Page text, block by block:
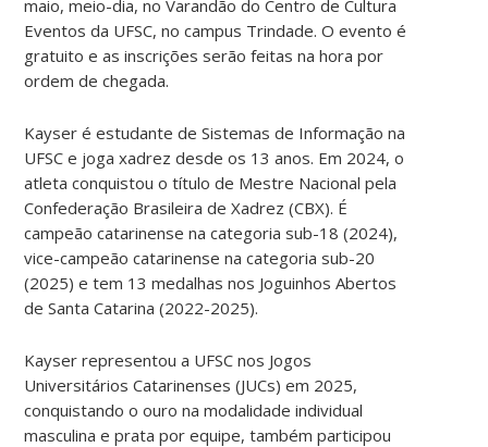
maio, meio-dia, no Varandão do Centro de Cultura
Eventos da UFSC, no campus Trindade. O evento é
gratuito e as inscrições serão feitas na hora por
ordem de chegada.
Kayser é estudante de Sistemas de Informação na
UFSC e joga xadrez desde os 13 anos. Em 2024, o
atleta conquistou o título de Mestre Nacional pela
Confederação Brasileira de Xadrez (CBX). É
campeão catarinense na categoria sub-18 (2024),
vice-campeão catarinense na categoria sub-20
(2025) e tem 13 medalhas nos Joguinhos Abertos
de Santa Catarina (2022-2025).
Kayser representou a UFSC nos Jogos
Universitários Catarinenses (JUCs) em 2025,
conquistando o ouro na modalidade individual
masculina e prata por equipe, também participou